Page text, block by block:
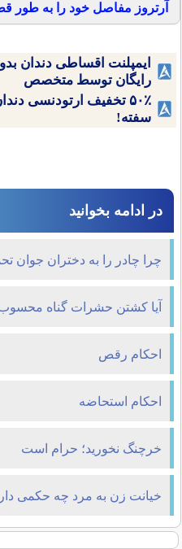
آرتروز مفاصل خود را به طور
ایمپلنت اقساطی دندان
رایگان توسط متخصص
۵۰٪ تخفیف ارتودنسی
سفته!
در ادامه بخوانید
چرا چادر را به دختران جوان
آیا کشتن حشرات گناه
احکام رقص
احکام استحاضه
خرچنگ نخوريد؛ حرام است
خیانت زن به مرد چه حکمی